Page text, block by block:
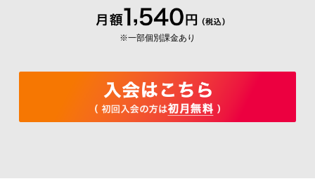
※一部個別課金あり